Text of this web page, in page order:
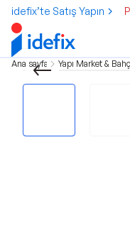
idefix’te Satış Yapın
Ana sayfa Yapı Market &